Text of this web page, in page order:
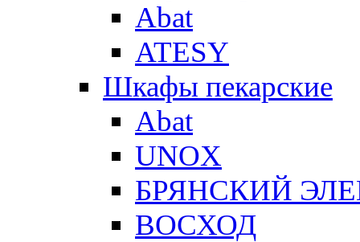
Abat
ATESY
Шкафы пекарские
Abat
UNOX
БРЯНСКИЙ
ВОСХОД